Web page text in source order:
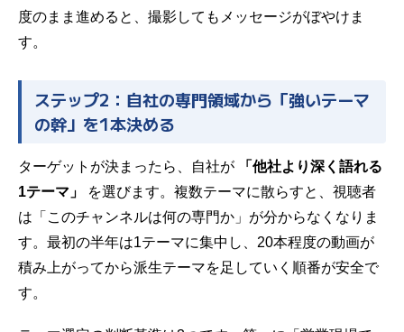
度のまま進めると、撮影してもメッセージがぼやけま
す。
ステップ2：自社の専門領域から「強いテーマ
の幹」を1本決める
ターゲットが決まったら、自社が
「他社より深く語れる
1テーマ」
を選びます。複数テーマに散らすと、視聴者
は「このチャンネルは何の専門か」が分からなくなりま
す。最初の半年は1テーマに集中し、20本程度の動画が
積み上がってから派生テーマを足していく順番が安全で
す。